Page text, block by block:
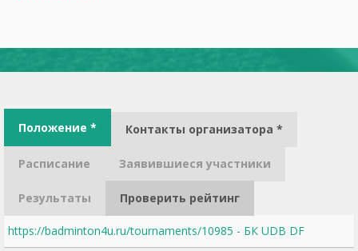
Положение * Контакты организатора *
Расписание Заявившиеся участники
Результаты Проверить рейтинг
https://badminton4u.ru/tournaments/10985 - БК UDB DF